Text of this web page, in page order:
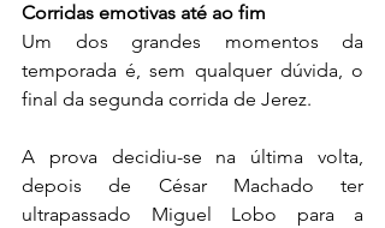
Corridas emotivas até ao fim
Um dos grandes momentos da
temporada é, sem qualquer dúvida, o
final da segunda corrida de Jerez.
A prova decidiu-se na última volta,
depois de César Machado ter
ultrapassado Miguel Lobo para a